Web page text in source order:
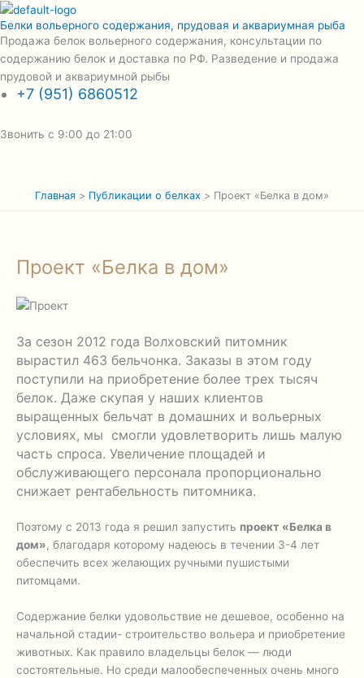
Перейти
к
содержимому
Белки вольерного содержания, прудовая и аквариумная рыба
Продажа белок вольерного содержания, консультации по
содержанию белок и доставка по РФ. Разведение и продажа
прудовой и аквариумной рыбы
+7 (951) 6860512
Звонить с 9:00 до 21:00
Главная Публикации о белках Проект «Белка в дом»
Проект «Белка в дом»
За сезон 2012 года Волховский питомник
вырастил 463 бельчонка. Заказы в этом году
поступили на приобретение более трех тысяч
белок. Даже скупая у наших клиентов
выращенных бельчат в домашних и вольерных
условиях, мы смогли удовлетворить лишь малую
часть спроса. Увеличение площадей и
обслуживающего персонала пропорционально
снижает рентабельность питомника.
Поэтому с 2013 года я решил запустить проект «Белка в
дом», благодаря которому надеюсь в течении 3-4 лет
обеспечить всех желающих ручными пушистыми
питомцами.
Содержание белки удовольствие не дешевое, особенно на
начальной стадии- строительство вольера и приобретение
животных. Как правило владельцы белок — люди
состоятельные. Но среди малообеспеченных очень много